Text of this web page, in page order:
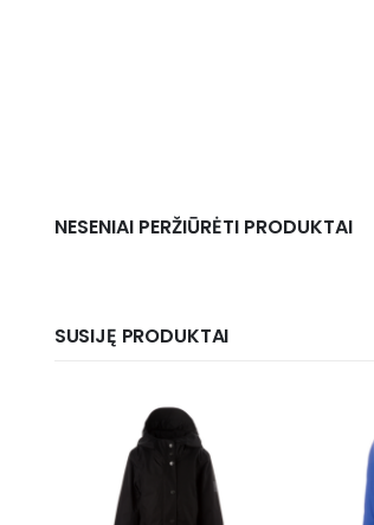
NESENIAI PERŽIŪRĖTI PRODUKTAI
SUSIJĘ PRODUKTAI